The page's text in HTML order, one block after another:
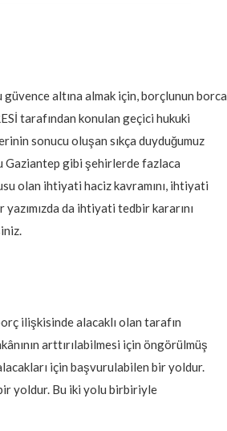
altına almak için, borçlunun borca
tarafından konulan geçici hukuki
sonucu oluşan sıkça duyduğumuz
gibi şehirlerde fazlaca
olan ihtiyati haciz kavramını, ihtiyati
yazımızda da ihtiyati tedbir kararını
ilişkisinde alacaklı olan tarafın
arttırılabilmesi için öngörülmüş
için başvurulabilen bir yoldur.
yoldur. Bu iki yolu birbiriyle